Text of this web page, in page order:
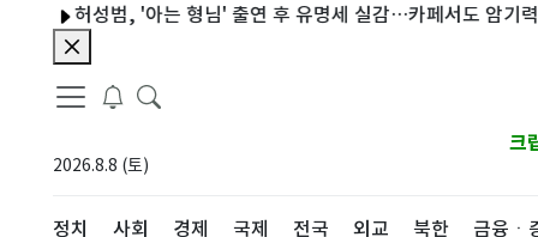
범, '아는 형님' 출연 후 유명세 실감…카페서도 암기력 테스트
2026.8.8 (토)
크
정치 사회 경제 국제 전국 외교 북한 금융ㆍ